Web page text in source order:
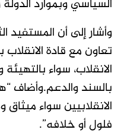
السياسي وبموارد
وأشار إلى أن المستفيد
تعاون مع قادة
الانقلاب، سواء
بالسند والدعم.وأضاف
الانقلابيين سواء
فلول أو خلافه”.